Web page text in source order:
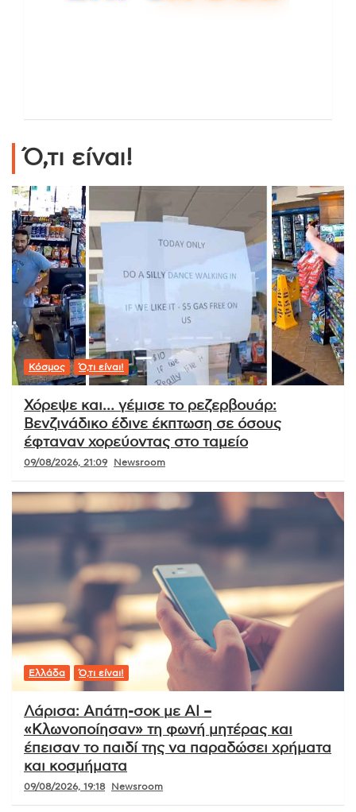
Ό,τι είναι!
Κόσμος Ό,τι είναι!
Χόρεψε και… γέμισε το ρεζερβουάρ:
Βενζινάδικο έδινε έκπτωση σε όσους
έφταναν χορεύοντας στο ταμείο
09/08/2026, 21:09 Newsroom
Ελλάδα Ό,τι είναι!
Λάρισα: Απάτη-σοκ με AI –
«Κλωνοποίησαν» τη φωνή μητέρας και
έπεισαν το παιδί της να παραδώσει χρήματα
και κοσμήματα
09/08/2026, 19:18 Newsroom